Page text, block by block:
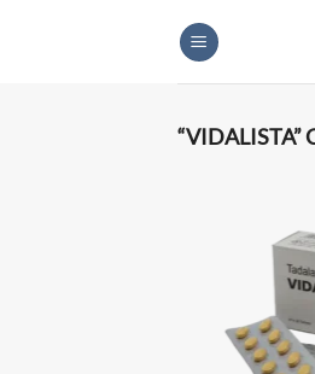
“VIDALISTA”